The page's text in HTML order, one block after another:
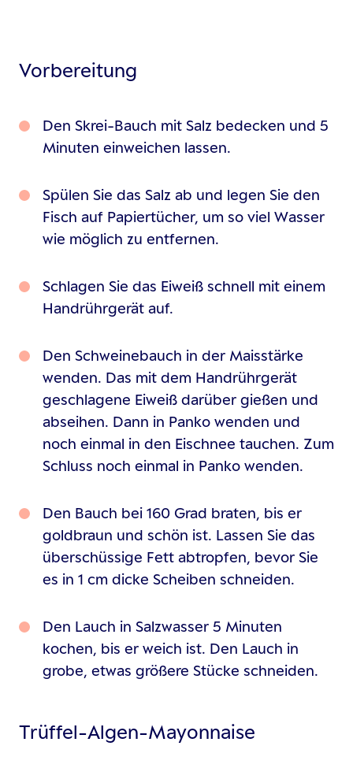
Vorbereitung
Den Skrei-Bauch mit Salz bedecken und 5
Minuten einweichen lassen.
Spülen Sie das Salz ab und legen Sie den
Fisch auf Papiertücher, um so viel Wasser
wie möglich zu entfernen.
Schlagen Sie das Eiweiß schnell mit einem
Handrührgerät auf.
Den Schweinebauch in der Maisstärke
wenden. Das mit dem Handrührgerät
geschlagene Eiweiß darüber gießen und
abseihen. Dann in Panko wenden und
noch einmal in den Eischnee tauchen. Zum
Schluss noch einmal in Panko wenden.
Den Bauch bei 160 Grad braten, bis er
goldbraun und schön ist. Lassen Sie das
überschüssige Fett abtropfen, bevor Sie
es in 1 cm dicke Scheiben schneiden.
Den Lauch in Salzwasser 5 Minuten
kochen, bis er weich ist. Den Lauch in
grobe, etwas größere Stücke schneiden.
Trüffel-Algen-Mayonnaise